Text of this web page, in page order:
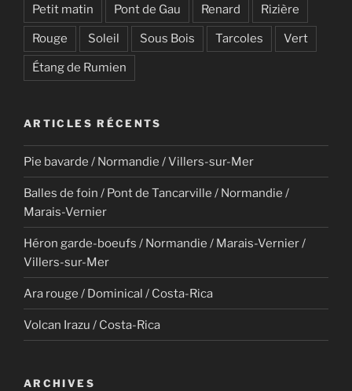
Petit matin Pont de Gau Renard Rizière
Rouge Soleil Sous Bois Tarcoles Vert
Étang de Rumien
ARTICLES RÉCENTS
Pie bavarde / Normandie / Villers-sur-Mer
Balles de foin / Pont de Tancarville / Normandie /
Marais-Vernier
Héron garde-boeufs / Normandie / Marais-Vernier /
Villers-sur-Mer
Ara rouge / Dominical / Costa-Rica
Volcan Irazu / Costa-Rica
ARCHIVES